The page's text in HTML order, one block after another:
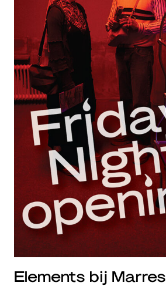
Elements bij Marres